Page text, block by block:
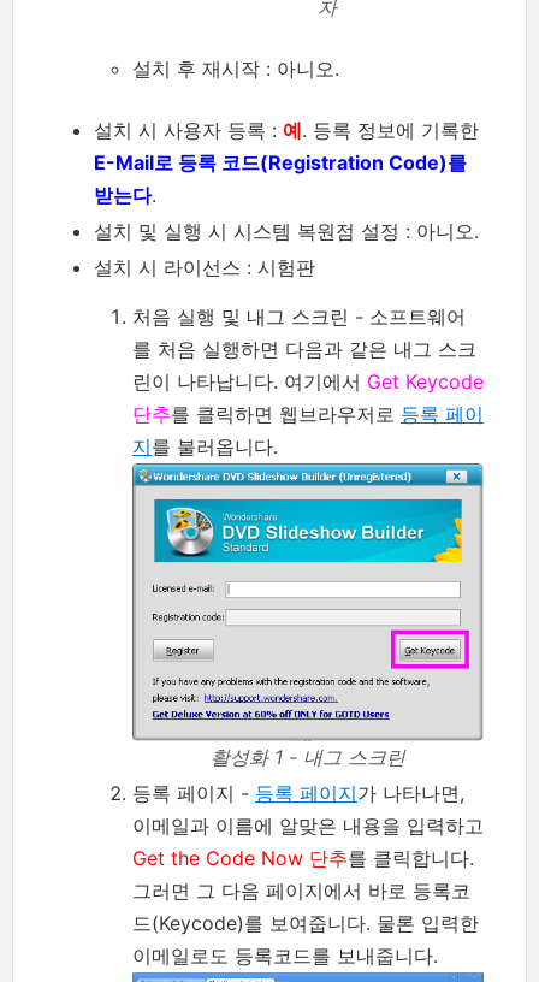
자
설치 후 재시작 : 아니오.
설치 시 사용자 등록 : 예. 등록 정보에 기록한
E-Mail로 등록 코드(Registration Code)를
받는다.
설치 및 실행 시 시스템 복원점 설정 : 아니오.
설치 시 라이선스 : 시험판
처음 실행 및 내그 스크린 - 소프트웨어
를 처음 실행하면 다음과 같은 내그 스크
린이 나타납니다. 여기에서 Get Keycode
단추를 클릭하면 웹브라우저로 등록 페이
지를 불러옵니다.
활성화 1 - 내그 스크린
등록 페이지 - 등록 페이지가 나타나면,
이메일과 이름에 알맞은 내용을 입력하고
Get the Code Now 단추를 클릭합니다.
그러면 그 다음 페이지에서 바로 등록코
드(Keycode)를 보여줍니다. 물론 입력한
이메일로도 등록코드를 보내줍니다.